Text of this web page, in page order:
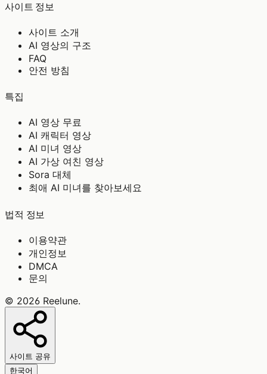
사이트 정보
사이트 소개
AI 영상의 구조
FAQ
안전 방침
특집
AI 영상 무료
AI 캐릭터 영상
AI 미녀 영상
AI 가상 여친 영상
Sora 대체
최애 AI 미녀를 찾아보세요
법적 정보
이용약관
개인정보
DMCA
문의
© 2026 Reelune.
사이트 공유
한국어